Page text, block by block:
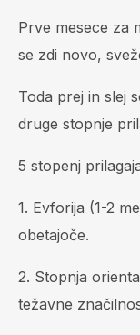
Prve mesece za
se zdi novo,
Toda prej in slej
druge stopnje
5 stopenj
1. Evforija (1-2
obetajoče.
2. Stopnja
težavne